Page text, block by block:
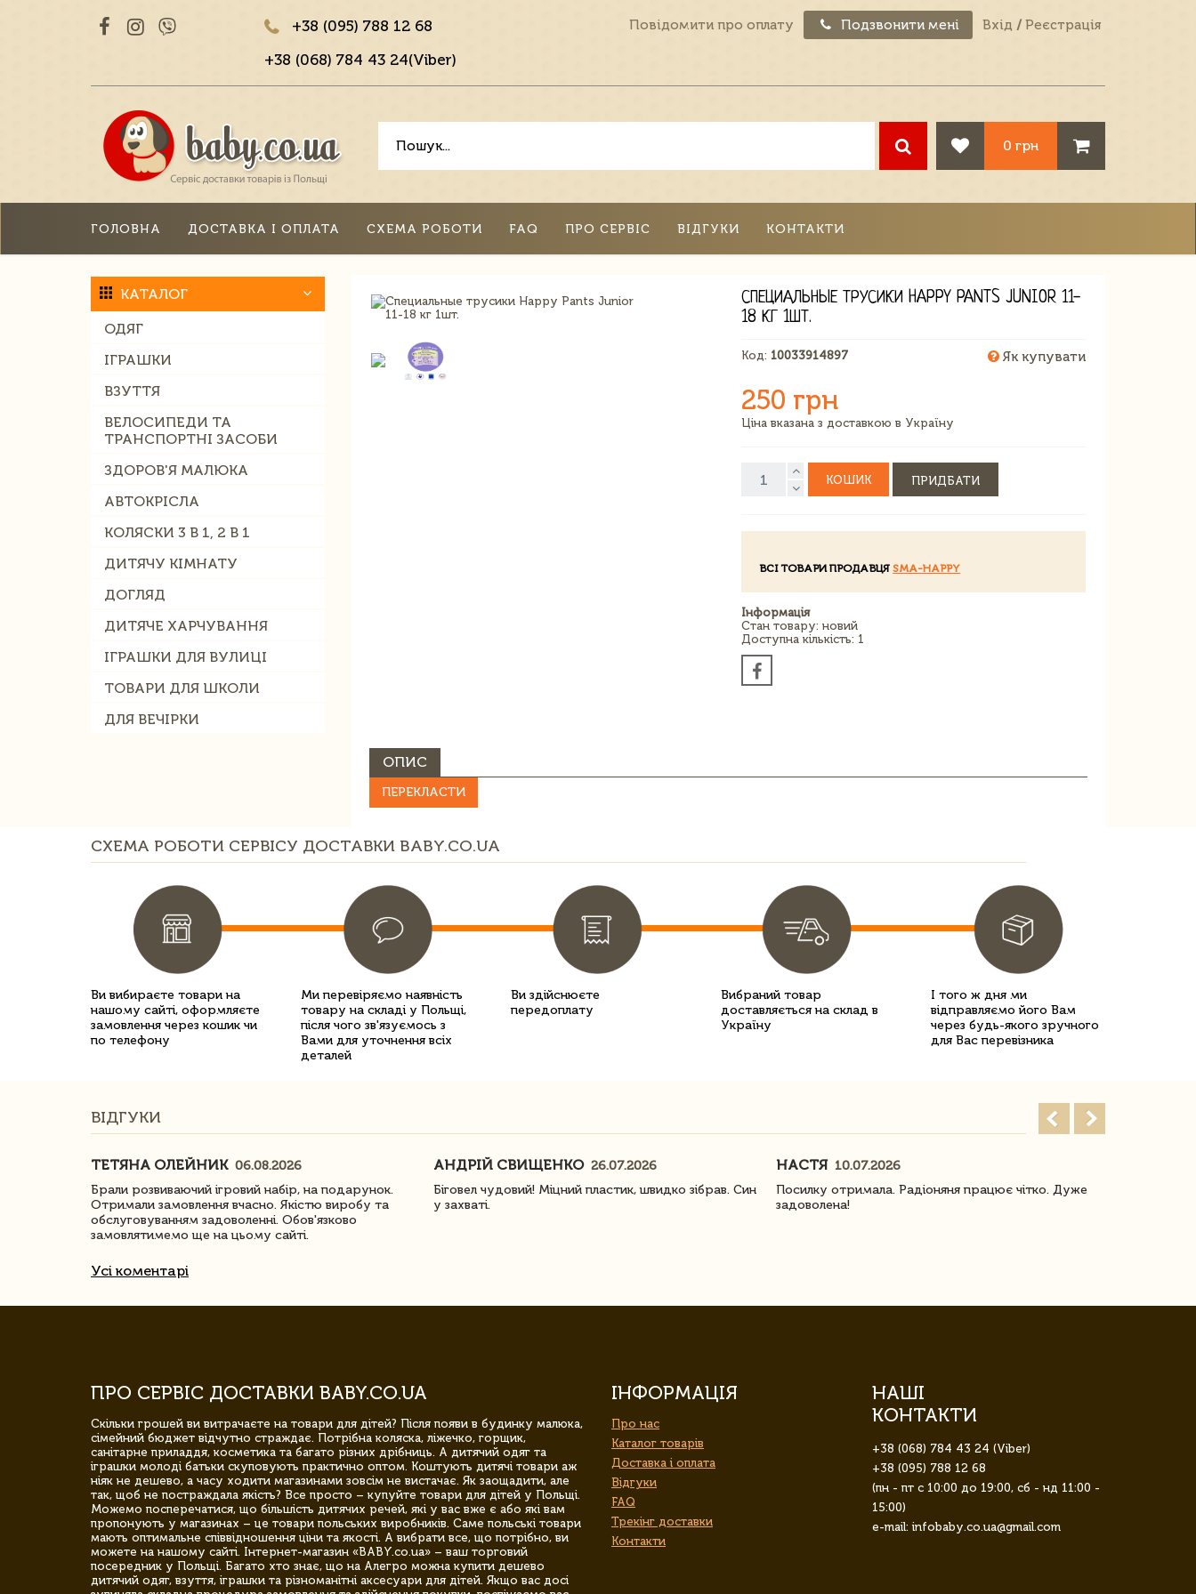
+38 (095) 788 12 68
+38 (068) 784 43 24(Viber)
Повідомити про оплату Подзвонити мені Вхід / Реєстрація
0 грн
ГОЛОВНА ДОСТАВКА І ОПЛАТА СХЕМА РОБОТИ FAQ ПРО СЕРВІС ВІДГУКИ КОНТАКТИ
КАТАЛОГ
ОДЯГ
ІГРАШКИ
ВЗУТТЯ
ВЕЛОСИПЕДИ ТА
ТРАНСПОРТНІ ЗАСОБИ
ЗДОРОВ'Я МАЛЮКА
АВТОКРІСЛА
КОЛЯСКИ 3 В 1, 2 В 1
ДИТЯЧУ КІМНАТУ
ДОГЛЯД
ДИТЯЧЕ ХАРЧУВАННЯ
ІГРАШКИ ДЛЯ ВУЛИЦІ
ТОВАРИ ДЛЯ ШКОЛИ
ДЛЯ ВЕЧІРКИ
СПЕЦИАЛЬНЫЕ ТРУСИКИ HAPPY PANTS JUNIOR 11-
18 КГ 1ШТ.
Код: 10033914897 Як купувати
250 грн
Ціна вказана з доставкою в Україну
КОШИК ПРИДБАТИ
ВСІ ТОВАРИ ПРОДАВЦЯSMA-HAPPY
Інформація
Стан товару: новий
Доступна кількість: 1
ОПИС
ПЕРЕКЛАСТИ
СХЕМА РОБОТИ СЕРВІСУ ДОСТАВКИ BABY.CO.UA
Ви вибираєте товари на
нашому сайті, оформляєте
замовлення через кошик чи
по телефону
Ми перевіряємо наявність
товару на складі у Польщі,
після чого зв'язуємось з
Вами для уточнення всіх
деталей
Ви здійснюєте
передоплату
Вибраний товар
доставляється на склад в
Україну
І того ж дня ми
відправляємо його Вам
через будь-якого зручного
для Вас перевізника
ВІДГУКИ
ТЕТЯНА ОЛЕЙНИК 06.08.2026
Брали розвиваючий ігровий набір, на подарунок.
Отримали замовлення вчасно. Якістю виробу та
обслуговуванням задоволенні. Обов'язково
замовлятимемо ще на цьому сайті.
АНДРІЙ СВИЩЕНКО 26.07.2026
Біговел чудовий! Міцний пластик, швидко зібрав. Син
у захваті.
НАСТЯ 10.07.2026
Посилку отримала. Радіоняня працює чітко. Дуже
задоволена!
Усі коментарі
ПРО СЕРВІС ДОСТАВКИ BABY.CO.UA
Скільки грошей ви витрачаєте на товари для дітей? Після появи в будинку малюка,
сімейний бюджет відчутно страждає. Потрібна коляска, ліжечко, горщик,
санітарне приладдя, косметика та багато різних дрібниць. А дитячий одяг та
іграшки молоді батьки скуповують практично оптом. Коштують дитячі товари аж
ніяк не дешево, а часу ходити магазинами зовсім не вистачає. Як заощадити, але
так, щоб не постраждала якість? Все просто – купуйте товари для дітей у Польщі.
Можемо посперечатися, що більшість дитячих речей, які у вас вже є або які вам
пропонують у магазинах – це товари польських виробників. Саме польські товари
мають оптимальне співвідношення ціни та якості. А вибрати все, що потрібно, ви
можете на нашому сайті. Інтернет-магазин «BABY.co.ua» – ваш торговий
посередник у Польщі. Багато хто знає, що на Алегро можна купити дешево
дитячий одяг, взуття, іграшки та різноманітні аксесуари для дітей. Якщо вас досі
ІНФОРМАЦІЯ
Про нас
Каталог товарів
Доставка і оплата
Відгуки
FAQ
Трекінг доставки
Контакти
НАШІ
КОНТАКТИ
+38 (068) 784 43 24 (Viber)
+38 (095) 788 12 68
(пн - пт с 10:00 до 19:00, сб - нд 11:00 -
15:00)
e-mail: infobaby.co.ua@gmail.com